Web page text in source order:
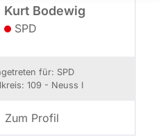
Kurt Bodewig
SPD
für: SPD
109 - Neuss I
Zum Profil